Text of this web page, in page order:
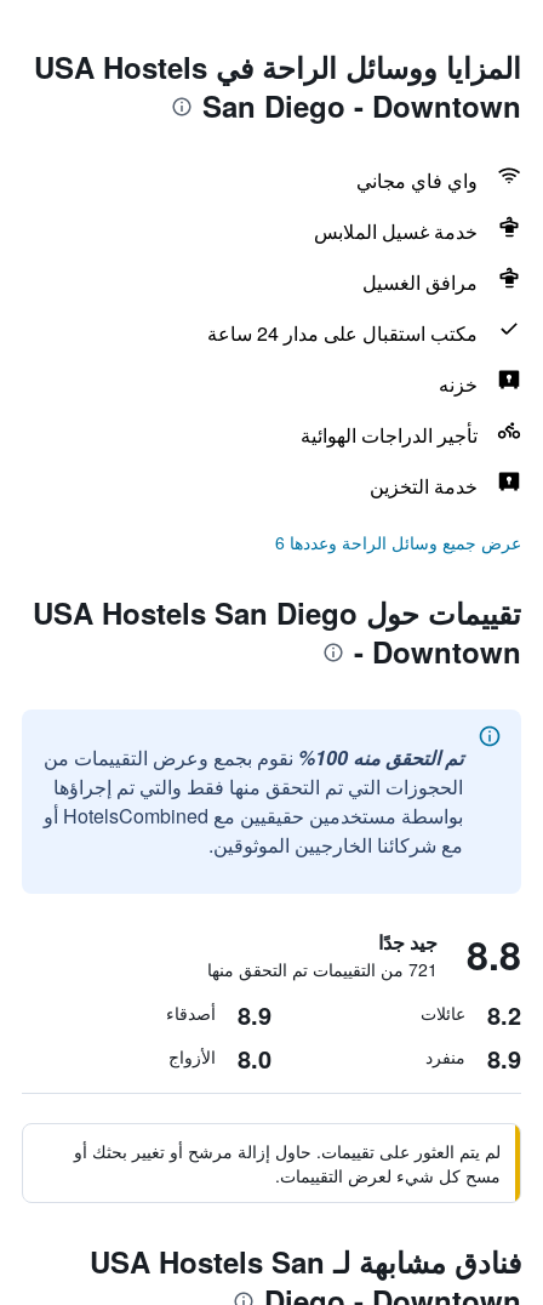
المزايا ووسائل الراحة في USA Hostels
San Diego - Downtown
واي فاي مجاني
خدمة غسيل الملابس
مرافق الغسيل
مكتب استقبال على مدار 24 ساعة
خزنه
تأجير الدراجات الهوائية
خدمة التخزين
عرض جميع وسائل الراحة وعددها 6
تقييمات حول USA Hostels San Diego
- Downtown
تم التحقق منه 100%
نقوم بجمع وعرض التقييمات من
الحجوزات التي تم التحقق منها فقط والتي تم إجراؤها
بواسطة مستخدمين حقيقيين مع HotelsCombined أو
مع شركائنا الخارجيين الموثوقين.
8.8 جيد جدًا
721 من التقييمات تم التحقق منها
8.2 عائلات 8.9 أصدقاء
8.9 منفرد 8.0 الأزواج
لم يتم العثور على تقييمات. حاول إزالة مرشح أو تغيير بحثك أو
مسح كل شيء لعرض التقييمات.
فنادق مشابهة لـ USA Hostels San